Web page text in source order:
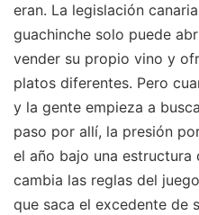
eran. La legislación
guachinche solo puede
vender su propio vino y
platos diferentes. Pero
y la gente empieza a
paso por allí, la presión
el año bajo una estructura
cambia las reglas del
que saca el excedente de